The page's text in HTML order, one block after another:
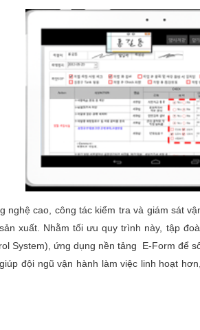
nghệ cao, công tác kiểm tra và giám sát
xuất. Nhằm tối ưu quy trình này, tập
System), ứng dụng nền tảng E-Form để
đội ngũ vận hành làm việc linh hoạt